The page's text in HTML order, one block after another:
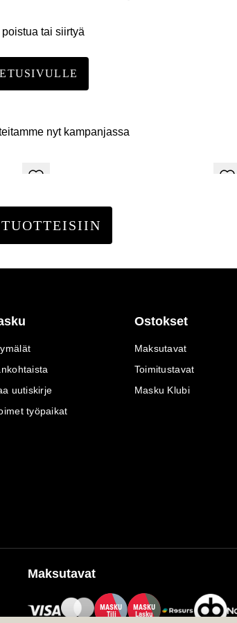
tai siirtyä
nyt kampanjassa
uutiskirje
työpaikat
Ostokset
Maksutavat
Toimitustavat
Masku Klubi
Maksutavat
MASKU
Tili
MASKU
Lasku